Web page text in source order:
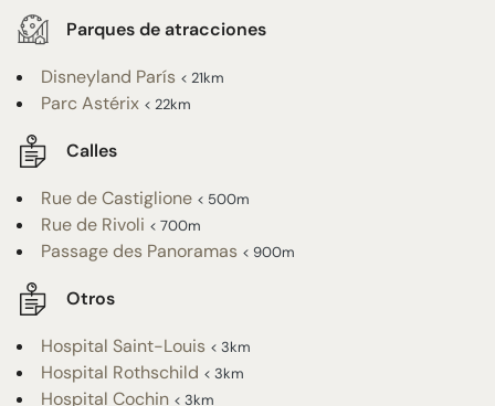
Parques de atracciones
Disneyland París < 21km
Parc Astérix < 22km
Calles
Rue de Castiglione < 500m
Rue de Rivoli < 700m
Passage des Panoramas < 900m
Otros
Hospital Saint-Louis < 3km
Hospital Rothschild < 3km
Hospital Cochin < 3km